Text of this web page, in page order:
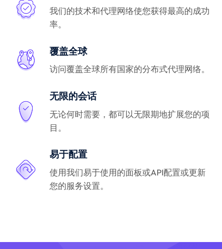
我们的技术和代理网络使您获得最高的成功
率。
覆盖全球
访问覆盖全球所有国家的分布式代理网络。
无限的会话
无论何时需要，都可以无限期地扩展您的项
目。
易于配置
使用我们易于使用的面板或API配置或更新
您的服务设置。